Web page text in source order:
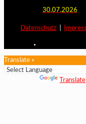
30.07.2026
Datenschutz
Translate »
Translate